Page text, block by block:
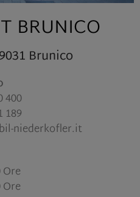
BRUNICO
Brunico
400
189
niederkofler.it
Ore
Ore